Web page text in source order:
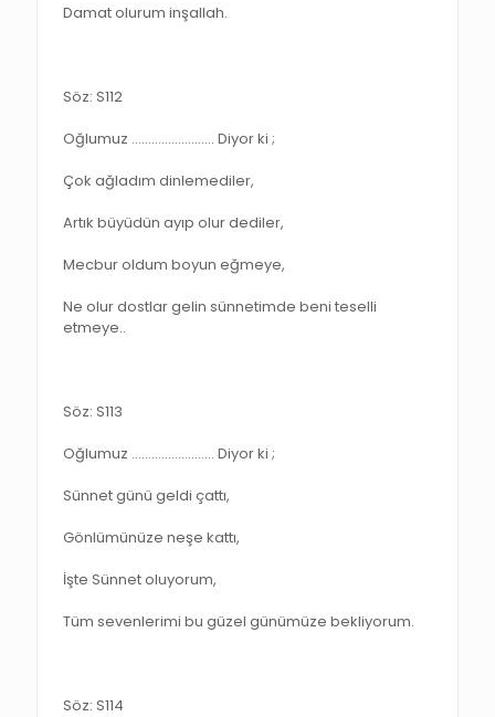
Damat olurum inşallah.
Söz: S112
Oğlumuz ……………………. Diyor ki ;
Çok ağladım dinlemediler,
Artık büyüdün ayıp olur dediler,
Mecbur oldum boyun eğmeye,
Ne olur dostlar gelin sünnetimde beni teselli
etmeye..
Söz: S113
Oğlumuz ……………………. Diyor ki ;
Sünnet günü geldi çattı,
Gönlümünüze neşe kattı,
İşte Sünnet oluyorum,
Tüm sevenlerimi bu güzel günümüze bekliyorum.
Söz: S114